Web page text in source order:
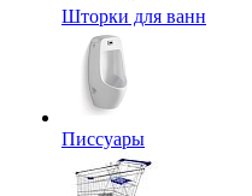
Шторки для ванн
Писсуары